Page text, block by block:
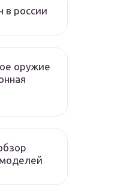
в россии
оружие